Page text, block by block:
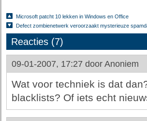
Microsoft patcht 10 lekken in Windows en Office
Defect zombienetwerk veroorzaakt mysterieuze
Reacties (7)
09-01-2007, 17:27 door Anoniem
Wat voor techniek is dat
blacklists? Of iets echt